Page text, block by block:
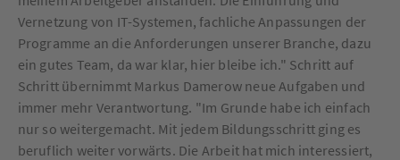
Vernetzung von IT-Systemen, fachliche Anpassungen der
Programme an die Anforderungen unserer Branche, dazu
ein gutes Team, da war klar, hier bleibe ich." Schritt auf
Schritt übernimmt Markus Damerow neue Aufgaben und
immer mehr Verantwortung. "Im Grunde habe ich einfach
nur so weitergemacht. Mit jedem Bildungsschritt ging es
beruflich weiter vorwärts. Die Arbeit hat mich interessiert,